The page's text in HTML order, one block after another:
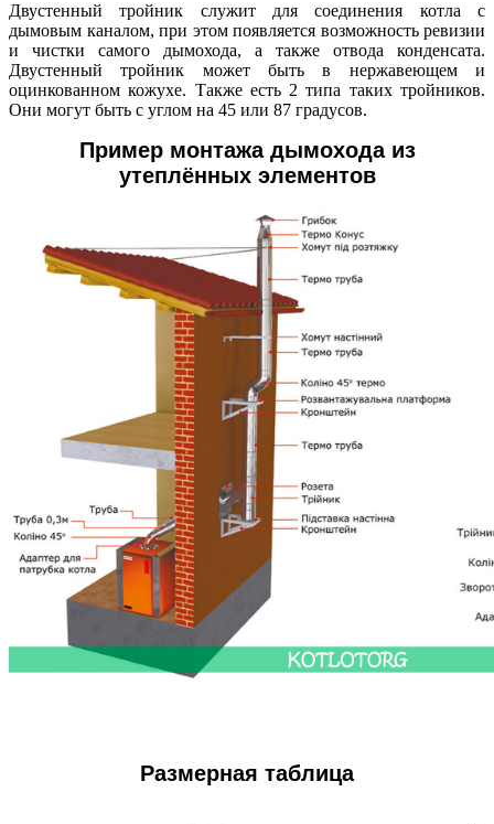
Двустенный тройник служит для соединения котла с
дымовым каналом, при этом появляется возможность ревизии
и чистки самого дымохода, а также отвода конденсата.
Двустенный тройник может быть в нержавеющем и
оцинкованном кожухе. Также есть 2 типа таких тройников.
Они могут быть с углом на 45 или 87 градусов.
Пример монтажа дымохода из
утеплённых элементов
Размерная таблица